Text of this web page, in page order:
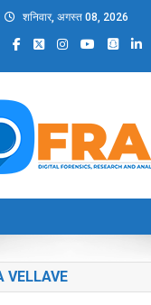
शनिवार, अगस्त 08, 2026
VELLAVE